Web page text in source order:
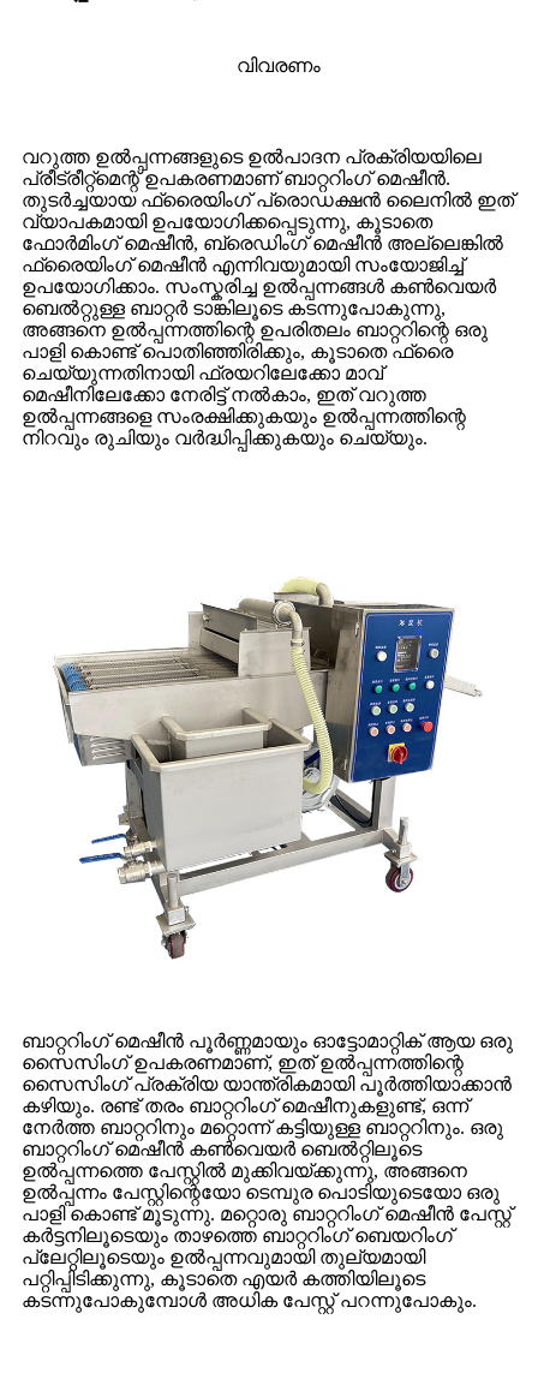
വിവരണം
വറുത്ത ഉൽപ്പന്നങ്ങളുടെ ഉൽപാദന പ്രക്രിയയിലെ
പ്രീട്രീറ്റ്മെന്റ് ഉപകരണമാണ് ബാറ്ററിംഗ് മെഷീൻ.
തുടർച്ചയായ ഫ്രൈയിംഗ് പ്രൊഡക്ഷൻ ലൈനിൽ ഇത്
വ്യാപകമായി ഉപയോഗിക്കപ്പെടുന്നു, കൂടാതെ
ഫോർമിംഗ് മെഷീൻ, ബ്രെഡിംഗ് മെഷീൻ അല്ലെങ്കിൽ
ഫ്രൈയിംഗ് മെഷീൻ എന്നിവയുമായി സംയോജിച്ച്
ഉപയോഗിക്കാം. സംസ്കരിച്ച ഉൽപ്പന്നങ്ങൾ കൺവെയർ
ബെൽറ്റുള്ള ബാറ്റർ ടാങ്കിലൂടെ കടന്നുപോകുന്നു,
അങ്ങനെ ഉൽപ്പന്നത്തിന്റെ ഉപരിതലം ബാറ്ററിന്റെ ഒരു
പാളി കൊണ്ട് പൊതിഞ്ഞിരിക്കും, കൂടാതെ ഫ്രൈ
ചെയ്യുന്നതിനായി ഫ്രയറിലേക്കോ മാവ്
മെഷീനിലേക്കോ നേരിട്ട് നൽകാം, ഇത് വറുത്ത
ഉൽപ്പന്നങ്ങളെ സംരക്ഷിക്കുകയും ഉൽപ്പന്നത്തിന്റെ
നിറവും രുചിയും വർദ്ധിപ്പിക്കുകയും ചെയ്യും.
ബാറ്ററിംഗ് മെഷീൻ പൂർണ്ണമായും ഓട്ടോമാറ്റിക് ആയ ഒരു
സൈസിംഗ് ഉപകരണമാണ്, ഇത് ഉൽപ്പന്നത്തിന്റെ
സൈസിംഗ് പ്രക്രിയ യാന്ത്രികമായി പൂർത്തിയാക്കാൻ
കഴിയും. രണ്ട് തരം ബാറ്ററിംഗ് മെഷീനുകളുണ്ട്, ഒന്ന്
നേർത്ത ബാറ്ററിനും മറ്റൊന്ന് കട്ടിയുള്ള ബാറ്ററിനും. ഒരു
ബാറ്ററിംഗ് മെഷീൻ കൺവെയർ ബെൽറ്റിലൂടെ
ഉൽപ്പന്നത്തെ പേസ്റ്റിൽ മുക്കിവയ്ക്കുന്നു, അങ്ങനെ
ഉൽപ്പന്നം പേസ്റ്റിന്റെയോ ടെമ്പുര പൊടിയുടെയോ ഒരു
പാളി കൊണ്ട് മൂടുന്നു. മറ്റൊരു ബാറ്ററിംഗ് മെഷീൻ പേസ്റ്റ്
കർട്ടനിലൂടെയും താഴത്തെ ബാറ്ററിംഗ് ബെയറിംഗ്
പ്ലേറ്റിലൂടെയും ഉൽപ്പന്നവുമായി തുല്യമായി
പറ്റിപ്പിടിക്കുന്നു, കൂടാതെ എയർ കത്തിയിലൂടെ
കടന്നുപോകുമ്പോൾ അധിക പേസ്റ്റ് പറന്നുപോകും.